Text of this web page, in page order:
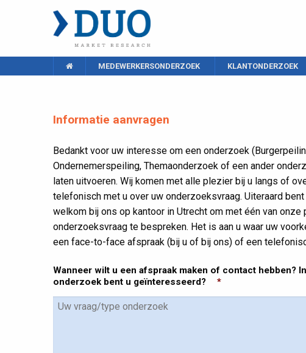
MEDEWERKERSONDERZOEK KLANTONDERZOEK
Informatie aanvragen
Bedankt voor uw interesse om een onderzoek
Ondernemerspeiling, Themaonderzoek of een ander
laten uitvoeren. Wij komen met alle plezier bij u langs of
telefonisch met u over uw onderzoeksvraag. Uiteraard bent
welkom bij ons op kantoor in Utrecht om met één van
onderzoeksvraag te bespreken. Het is aan u waar uw
een face-to-face afspraak (bij u of bij ons) of een
Wanneer wilt u een afspraak maken of contact hebben?
onderzoek bent u geïnteresseerd?
*